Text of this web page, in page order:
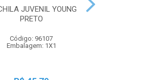
JUVENIL YOUNG
PRETO
Código: 96107
Embalagem: 1X1